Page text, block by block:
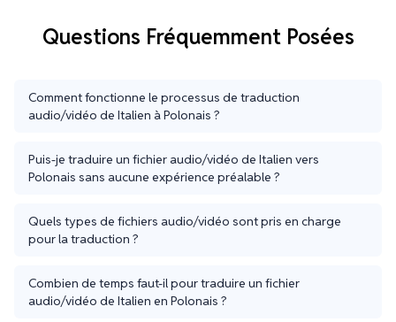
Questions Fréquemment Posées
Comment fonctionne le processus de traduction
audio/vidéo de Italien à Polonais ?
Puis-je traduire un fichier audio/vidéo de Italien vers
Polonais sans aucune expérience préalable ?
Quels types de fichiers audio/vidéo sont pris en charge
pour la traduction ?
Combien de temps faut-il pour traduire un fichier
audio/vidéo de Italien en Polonais ?